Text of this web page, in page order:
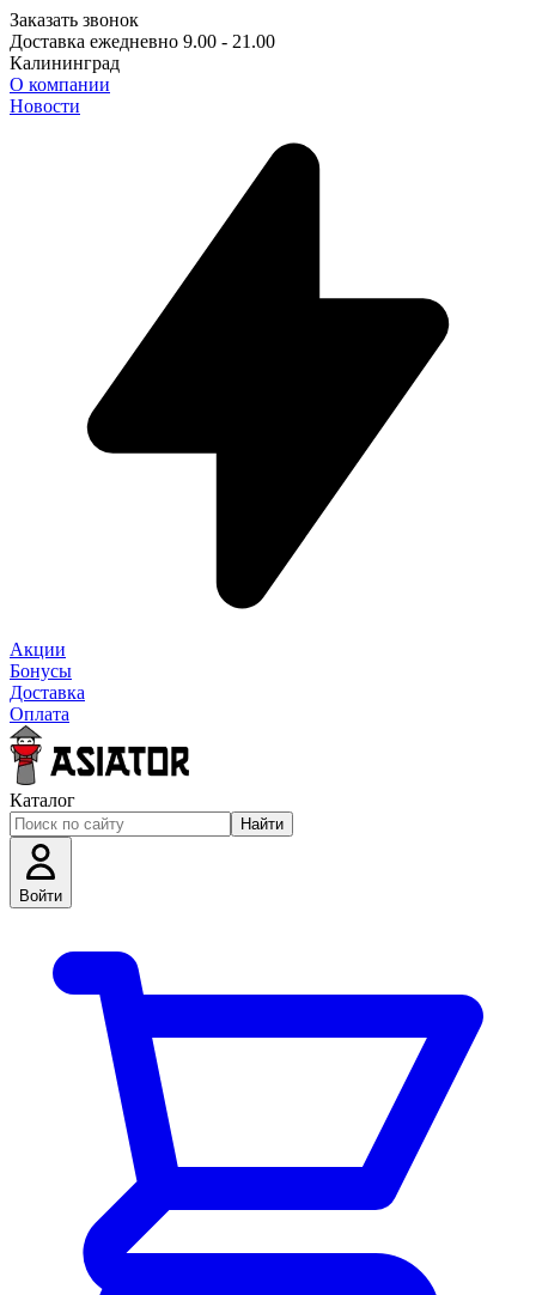
Заказать звонок
Доставка ежедневно 9.00 - 21.00
Калининград
О компании
Новости
Акции
Бонусы
Доставка
Оплата
Каталог
Найти
Войти